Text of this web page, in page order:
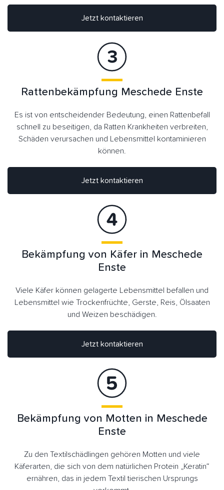
Jetzt kontaktieren
Rattenbekämpfung Meschede Enste
Es ist von entscheidender Bedeutung, einen Rattenbefall
schnell zu beseitigen, da Ratten Krankheiten verbreiten,
Schäden verursachen und Lebensmittel kontaminieren
können.
Jetzt kontaktieren
Jetzt kontaktieren
Bekämpfung von Käfer in Meschede
Enste
Viele Käfer können gelagerte Lebensmittel befallen und
Lebensmittel wie Trockenfrüchte, Gerste, Reis, Ölsaaten
und Weizen beschädigen.
Bekämpfung von Motten in Meschede
Enste
Zu den Textilschädlingen gehören Motten und viele
Käferarten, die sich von dem natürlichen Protein „Keratin“
ernähren, das in jedem Textil tierischen Ursprungs